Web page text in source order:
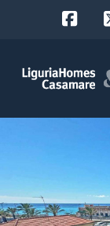
RUSie?